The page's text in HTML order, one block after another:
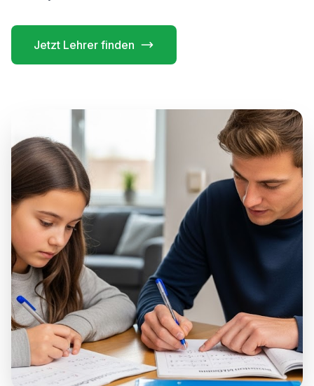
Jetzt Lehrer finden